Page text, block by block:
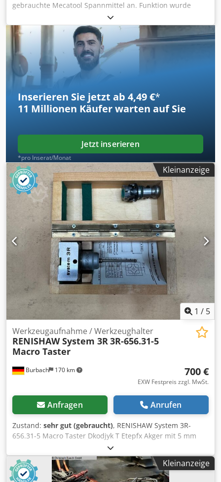
gebrauchte Mecatool Spannmittel an. Funktion wurde
geprüft. Einzelabnahme möglich . Dksdpfx Akjk Nn H Ijgsr
Inserieren Sie jetzt ab 4,49 €*
11 Millionen Käufer warten auf Sie
Jetzt inserieren
*pro Inserat/Monat
Kleinanzeige
1 / 5
Burbach 170 km
Werkzeugaufnahme / Werkzeughalter
RENISHAW System 3R3R-656.31-5
Macro Taster
700 €
EXW Festpreis zzgl. MwSt.
Anfragen Anrufen
Zustand: sehr gut (gebraucht), RENISHAW System 3R-
656.31-5 Macro Taster Dkodjyk T Etepfx Akger mit 5 mm
Antastkugel. Gebraucht Voll funktionsfähig
Kleinanzeige